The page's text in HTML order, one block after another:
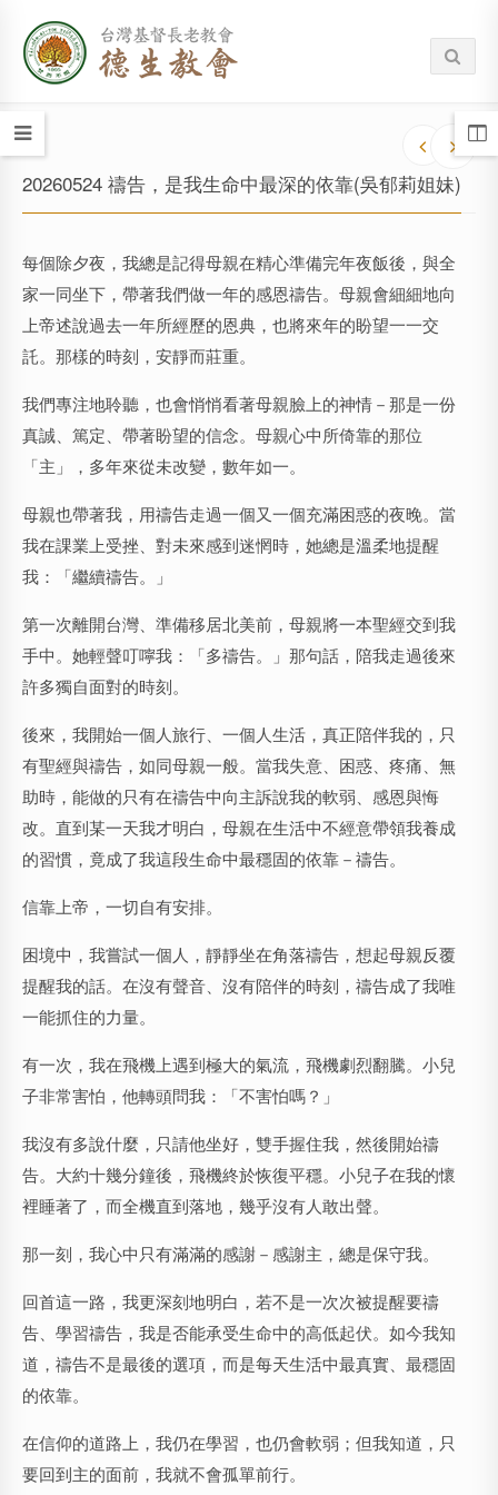
20260524 禱告，是我生命中最深的依靠(吳郁莉姐妹)
每個除夕夜，我總是記得母親在精心準備完年夜飯後，與全
家一同坐下，帶著我們做一年的感恩禱告。母親會細細地向
上帝述說過去一年所經歷的恩典，也將來年的盼望一一交
託。那樣的時刻，安靜而莊重。
我們專注地聆聽，也會悄悄看著母親臉上的神情－那是一份
真誠、篤定、帶著盼望的信念。母親心中所倚靠的那位
「主」，多年來從未改變，數年如一。
母親也帶著我，用禱告走過一個又一個充滿困惑的夜晚。當
我在課業上受挫、對未來感到迷惘時，她總是溫柔地提醒
我：「繼續禱告。」
第一次離開台灣、準備移居北美前，母親將一本聖經交到我
手中。她輕聲叮嚀我：「多禱告。」那句話，陪我走過後來
許多獨自面對的時刻。
後來，我開始一個人旅行、一個人生活，真正陪伴我的，只
有聖經與禱告，如同母親一般。當我失意、困惑、疼痛、無
助時，能做的只有在禱告中向主訴說我的軟弱、感恩與悔
改。直到某一天我才明白，母親在生活中不經意帶領我養成
的習慣，竟成了我這段生命中最穩固的依靠－禱告。
信靠上帝，一切自有安排。
困境中，我嘗試一個人，靜靜坐在角落禱告，想起母親反覆
提醒我的話。在沒有聲音、沒有陪伴的時刻，禱告成了我唯
一能抓住的力量。
有一次，我在飛機上遇到極大的氣流，飛機劇烈翻騰。小兒
子非常害怕，他轉頭問我：「不害怕嗎？」
我沒有多說什麼，只請他坐好，雙手握住我，然後開始禱
告。大約十幾分鐘後，飛機終於恢復平穩。小兒子在我的懷
裡睡著了，而全機直到落地，幾乎沒有人敢出聲。
那一刻，我心中只有滿滿的感謝－感謝主，總是保守我。
回首這一路，我更深刻地明白，若不是一次次被提醒要禱
告、學習禱告，我是否能承受生命中的高低起伏。如今我知
道，禱告不是最後的選項，而是每天生活中最真實、最穩固
的依靠。
在信仰的道路上，我仍在學習，也仍會軟弱；但我知道，只
要回到主的面前，我就不會孤單前行。